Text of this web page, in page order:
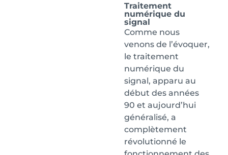
Traitement
numérique du
signal
Comme nous
venons de l’évoquer,
le traitement
numérique du
signal, apparu au
début des années
90 et aujourd’hui
généralisé, a
complètement
révolutionné le